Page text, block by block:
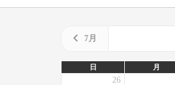
7月
日 月
26